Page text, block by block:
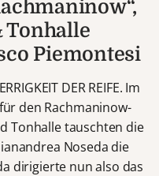
Tonhalle
Piemontesi
DER REIFE. Im
den Rachmaninow-
Tonhalle tauschten die
Noseda die
dirigierte nun also das